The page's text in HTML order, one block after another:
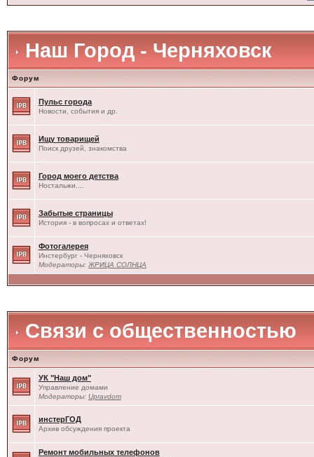
Наш Город - Черняховск
Форум
Пульс города
Новости, события и др.
Ищу товарищей
Поиск друзей, знакомства
Город моего детства
Ностальжи....
Забытые страницы
История - в вопросах и ответах!
Фотогалерея
Инстербург - Черняховск
Модераторы: ЖРИЦА СОЛНЦА
Связи с общественностью
Форум
УК "Наш дом"
Управление домами
Модераторы: Upravdom
инстерГОД
Архив обсуждения проекта
Ремонт мобильных телефонов